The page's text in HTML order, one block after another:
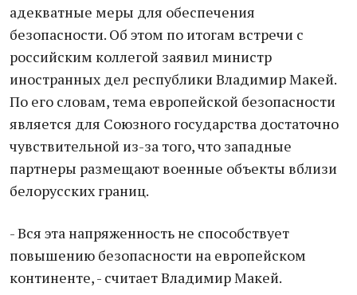
адекватные меры для обеспечения
безопасности. Об этом по итогам встречи с
российским коллегой заявил министр
иностранных дел республики Владимир Макей.
По его словам, тема европейской безопасности
является для Союзного государства достаточно
чувствительной из-за того, что западные
партнеры размещают военные объекты вблизи
белорусских границ.
- Вся эта напряженность не способствует
повышению безопасности на европейском
континенте, - считает Владимир Макей.